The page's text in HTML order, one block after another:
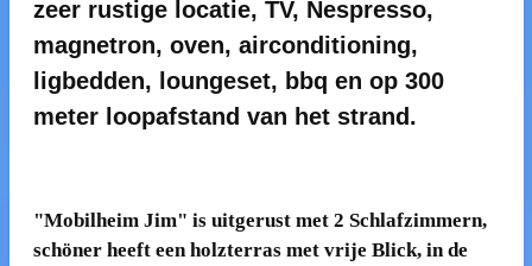
zeer rustige locatie, TV, Nespresso,
magnetron, oven, airconditioning,
ligbedden, loungeset, bbq en op 300
meter loopafstand van het strand.
"Mobilheim Jim" is uitgerust met 2 Schlafzimmern,
schöner heeft een holzterras met vrije Blick, in de